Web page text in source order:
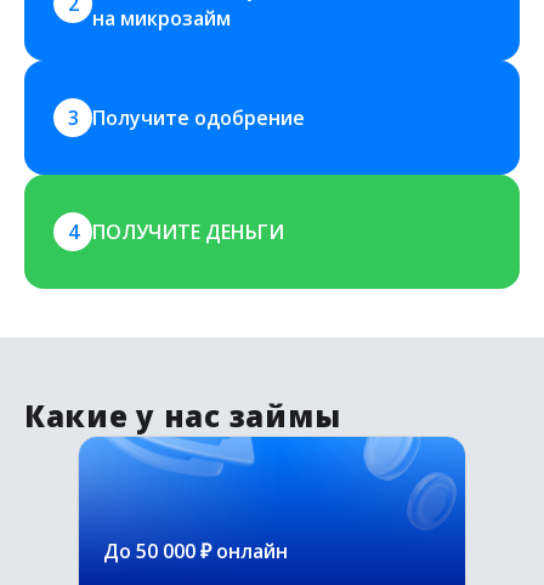
на микрозайм
3 Получите одобрение
4 ПОЛУЧИТЕ ДЕНЬГИ
Какие у нас займы
До 50 000 ₽ онлайн